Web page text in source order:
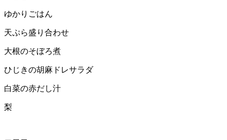
ゆかりごはん
天ぷら盛り合わせ
大根のそぼろ煮
ひじきの胡麻ドレサラダ
白菜の赤だし汁
梨